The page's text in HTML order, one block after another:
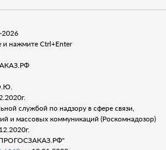
и нажмите Ctrl+Enter
службой по надзору в сфере связи,
и массовых коммуникаций (Роскомнадозор)